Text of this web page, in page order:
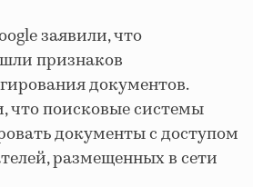
заявили, что
признаков
документов.
что поисковые системы
документы с доступом
размещенных в сети